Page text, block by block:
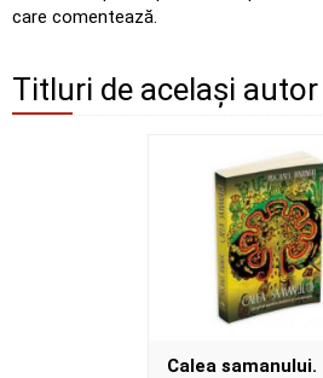
care comentează.
Titluri de același autor
Calea samanului.